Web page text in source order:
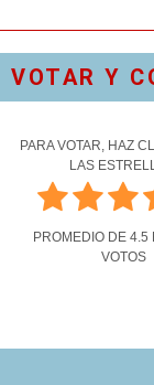
VOTAR Y
PARA VOTAR, HAZ
LAS
PROMEDIO DE 4.5
VOTOS